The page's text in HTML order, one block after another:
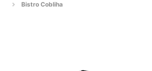
Bistro Cobliha